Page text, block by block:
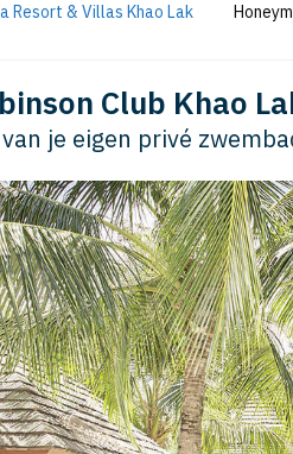
Resort & Villas Khao Lak
Club Khao
je eigen privé